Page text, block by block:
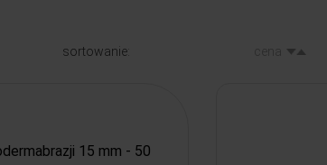
sortowanie:
15 mm - 50